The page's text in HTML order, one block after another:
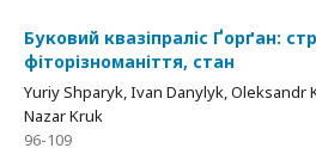
Буковий квазіпраліс Ґорґан:
фіторізноманіття, стан
Yuriy Shparyk, Ivan Danylyk, Oleksandr
Nazar Kruk
96-109